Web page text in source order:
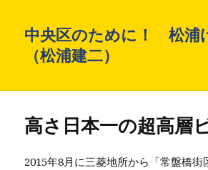
中央区のために！ 松浦
（松浦建二）
高さ日本一の超高層
2015年8月に三菱地所から「常盤橋街